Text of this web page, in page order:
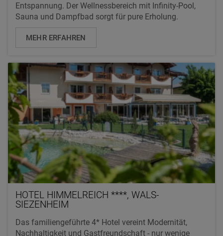
Entspannung. Der Wellnessbereich mit Infinity-Pool,
Sauna und Dampfbad sorgt für pure Erholung.
MEHR ERFAHREN
HOTEL HIMMELREICH ****, WALS-
SIEZENHEIM
Das familiengeführte 4* Hotel vereint Modernität,
Nachhaltigkeit und Gastfreundschaft - nur wenige